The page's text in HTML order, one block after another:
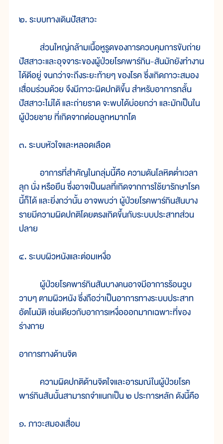
๒. ระบบทางเดินปัสสาวะ
ส่วนใหญ่กล้ามเนื้อหูรูดของการควบคุมการขับถ่าย
ปัสสาวะและอุจจาระของผู้ป่วยโรคพาร์กิน-สันมักยังทำงาน
ได้ดีอยู่ จนกว่าจะถึงระยะท้ายๆ ของโรค ซึ่งเกิดภาวะสมอง
เสื่อมร่วมด้วย จึงมีภาวะผิดปกติขึ้น สำหรับอาการกลั้น
ปัสสาวะไม่ได้ และถ่ายราด จะพบได้บ่อยกว่า และมักเป็นใน
ผู้ป่วยชาย ที่เกิดจากต่อมลูกหมากโต
๓. ระบบหัวใจและหลอดเลือด
อาการที่สำคัญในกลุ่มนี้คือ ความดันโลหิตต่ำเวลา
ลุก นั่ง หรือยืน ซึ่งอาจเป็นผลที่เกิดจากการใช้ยารักษาโรค
นี้ก็ได้ และยิ่งกว่านั้น อาจพบว่า ผู้ป่วยโรคพาร์กินสันบาง
รายมีความผิดปกติโดยตรงเกิดขึ้นกับระบบประสาทส่วน
ปลาย
๔. ระบบผิวหนังและต่อมเหงื่อ
ผู้ป่วยโรคพาร์กินสันบางคนอาจมีอาการร้อนวูบ
วาบๆ ตามผิวหนัง ซึ่งถือว่าเป็นอาการทางระบบประสาท
อัตโนมัติ เช่นเดียวกับอาการเหงื่อออกมากเฉพาะที่ของ
ร่างกาย
อาการทางด้านจิต
ความผิดปกติด้านจิตใจและอารมณ์ในผู้ป่วยโรค
พาร์กินสันนั้นสามารถจำแนกเป็น ๒ ประการหลัก ดังนี้คือ
๑. ภาวะสมองเสื่อม